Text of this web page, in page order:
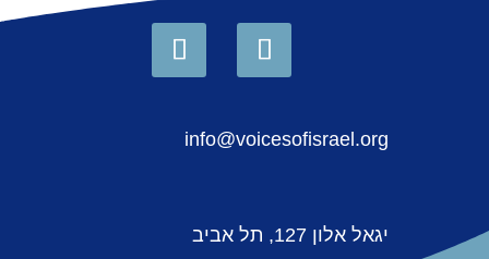
info@voicesofisrael.org
יגאל אלון 127, תל אביב